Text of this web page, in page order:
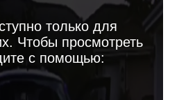
только для
Чтобы просмотреть
с помощью: